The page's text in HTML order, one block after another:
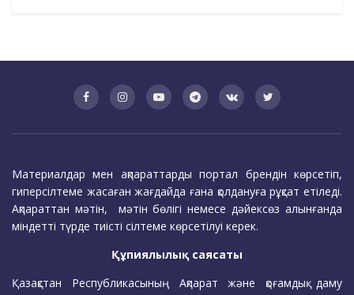
Материалдар мен ақпараттарды портал брендін көрсетіп,
гиперсілтеме жасаған жағдайда ғана қолдануға рұқсат етіледі.
Ақпараттан мәтін, мәтін бөлігі немесе дәйексөз алынғанда
міндетті түрде тиісті сілтеме көрсетілуі керек.
Құпиялылық саясаты
Қазақстан Республикасының Ақпарат және қоғамдық даму